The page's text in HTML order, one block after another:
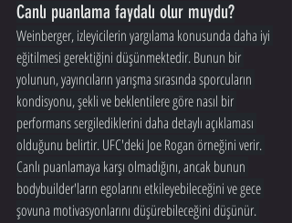
Canlı puanlama faydalı olur muydu?
Weinberger, izleyicilerin yargılama konusunda daha iyi
eğitilmesi gerektiğini düşünmektedir. Bunun bir
yolunun, yayıncıların yarışma sırasında sporcuların
kondisyonu, şekli ve beklentilere göre nasıl bir
performans sergilediklerini daha detaylı açıklaması
olduğunu belirtir. UFC'deki Joe Rogan örneğini verir.
Canlı puanlamaya karşı olmadığını, ancak bunun
bodybuilder'ların egolarını etkileyebileceğini ve gece
şovuna motivasyonlarını düşürebileceğini düşünür.